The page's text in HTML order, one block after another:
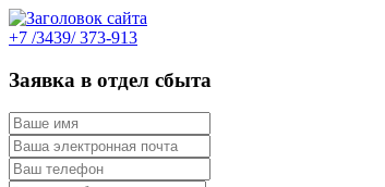
+7 /3439/ 373-913
Заявка в отдел сбыта